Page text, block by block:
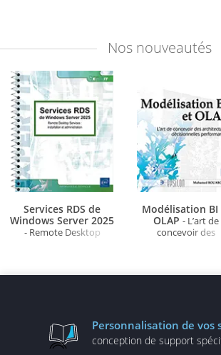
Nos nouveautés
Services RDS de
Windows Server 2025
- Remote Desktop
Modélisation BI
OLAP - L’art de
concevoir des
Personnalisation de vos
conception de support